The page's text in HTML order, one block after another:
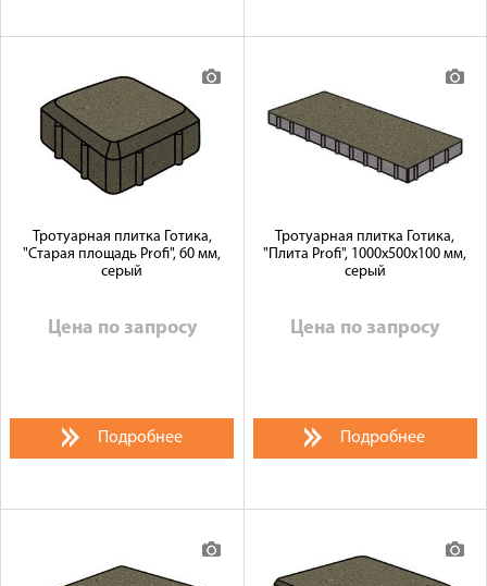
Тротуарная плитка Готика,
"Старая площадь Profi", 60 мм,
серый
Цена по запросу
Подробнее
Тротуарная плитка Готика,
"Плита Profi", 1000x500x100 мм,
серый
Цена по запросу
Подробнее